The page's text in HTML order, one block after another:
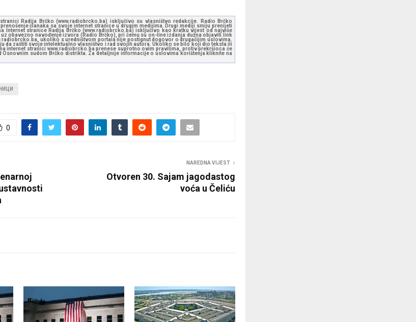
Radija Brčko (www.radiobrcko.ba) isključivo su vlasništvo redakcije. Radio Brčko
članaka sa svoje internet stranice u drugim medijima. Drugi mediji smiju prenijeti
Internet stranice Radija Brčko (www.radiobrcko.ba) isključivo kao kratku vijest od najviše
obavezno navođenje izvora (Radio Brčko), pri čemu su on-line izdanja dužna objaviti link
radiobrcko.ba, ukoliko s uredništvom portala nije postignut dogovor o drugačijim uslovima.
da zaštiti svoje intelektualno vlasništvo i rad svojih autora. Ukoliko se bilo koji dio teksta ili
internet stranici www.radiobrcko.ba prenese suprotno ovim pravilima, protiv prekršioca će
Osnovnim sudom Brčko distrikta. Za detaljnije informacije o uslovima korištenja kliknite na
0
NAREDNA VIJEST
Otvoren 30. Sajam jagodastog
voća u Čeliću